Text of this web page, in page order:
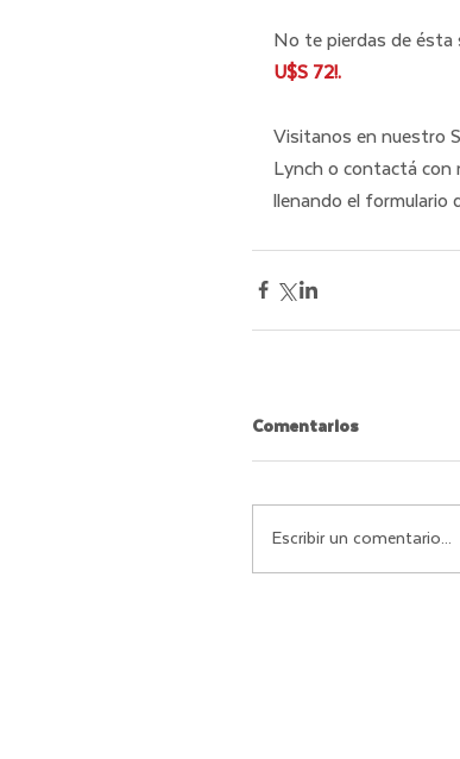
No te pierdas de
U$S 72!.
Visitanos en nuestro
Lynch o contactá
llenando el formulario
Comentarios
Escribir un comentario...